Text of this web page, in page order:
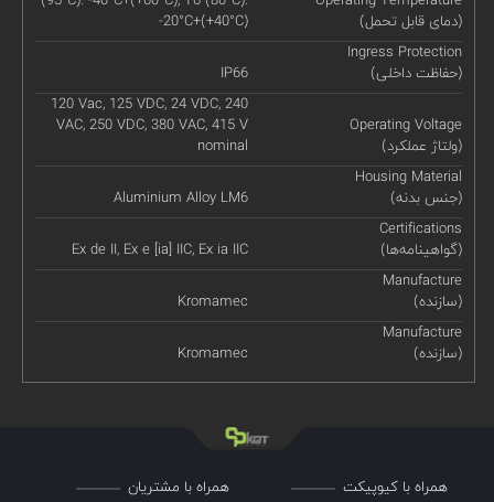
(دمای قابل تحمل)
-20°C+(+40°C)
Ingress Protection
(حفاظت داخلی)
IP66
Operating Voltage
(ولتاژ عملکرد)
120 Vac, 125 VDC, 24 VDC, 240
VAC, 250 VDC, 380 VAC, 415 V
nominal
Housing Material
(جنس بدنه)
Aluminium Alloy LM6
Certifications
(گواهینامه‌ها)
Ex de II, Ex e [ia] IIC, Ex ia IIC
Manufacture
(سازنده)
Kromamec
Manufacture
(سازنده)
Kromamec
همراه با کیوپیکت
همراه با مشتریان